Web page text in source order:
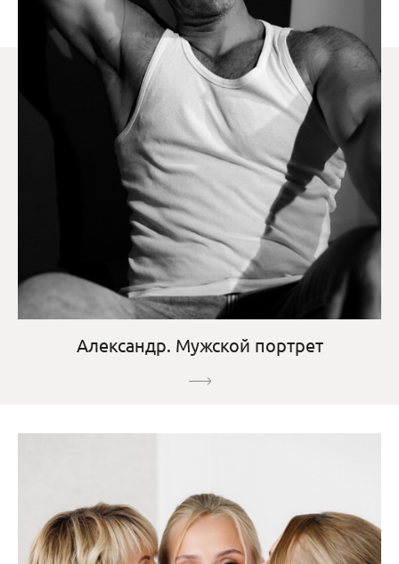
Александр. Мужской портрет